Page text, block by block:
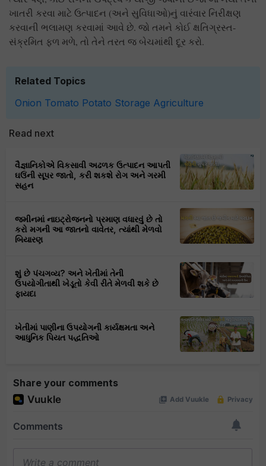
ખાતરી કરવા માટે ઉત્પાદન (અને સુવિધાઓ)નું વારંવાર નિરીક્ષણ
કરવાની ભલામણ કરવામાં આવે છે. જો તમને કોઈ ક્ષતિગ્રસ્ત-
સંક્રમિત ફળ મળે, તો તેને તરત જ બેચમાંથી દૂર કરો.
Related Topics
Onion Tomato Potato Storage Agriculture
Read next
વૈજ્ઞાનિકોએ વિકસાવી અઢળક ઉત્પાદન આપતી
ઘઉંની સૂપર જાતો, કરી શકશે રોગ અને ગરમી
સહન
જમીનમાં નાઇટ્રોજનનો પ્રમાણ વધારવું છે તો
કરો મગની આ જાતનો વાવેતર, ત્યાંથી મેળવો
બિયારણ
શું છે પંચગવ્ય? અને ખેતીમાં તેની
ઉપયોગીતાથી ખેડૂતો કેવી રીતે મેળવી શકે છે
ફાયદા
ખેતીમાં પાણીના ઉપયોગની કાર્યક્ષમતા અને
આધુનિક પિયત પદ્ધતિઓ
Share your comments